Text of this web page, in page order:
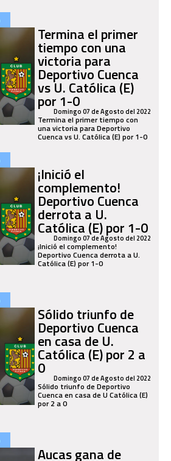
Termina el primer
tiempo con una
victoria para
Deportivo Cuenca
vs U. Católica (E)
por 1-0
Domingo 07 de Agosto del 2022
Termina el primer tiempo con
una victoria para Deportivo
Cuenca vs U. Católica (E) por 1-0
¡Inició el
complemento!
Deportivo Cuenca
derrota a U.
Católica (E) por 1-0
Domingo 07 de Agosto del 2022
¡Inició el complemento!
Deportivo Cuenca derrota a U.
Católica (E) por 1-0
Sólido triunfo de
Deportivo Cuenca
en casa de U.
Católica (E) por 2 a
0 Domingo 07 de Agosto del 2022
Sólido triunfo de Deportivo
Cuenca en casa de U Católica (E)
por 2 a 0
Aucas gana de